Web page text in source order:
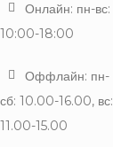
Онлайн: пн-вс:
10:00-18:00
Оффлайн: пн-
сб: 10.00-16.00, вс:
11.00-15.00